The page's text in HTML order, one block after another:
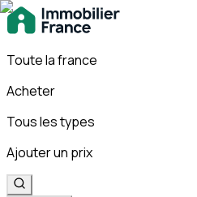
Toute la france
Acheter
Tous les types
Ajouter un prix